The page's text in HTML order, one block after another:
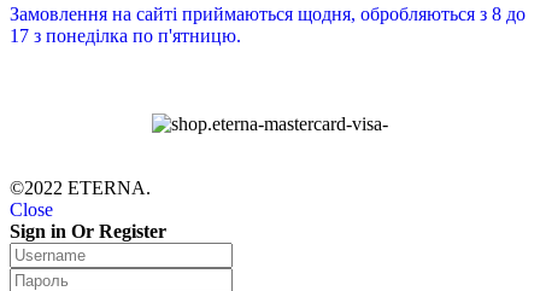
Замовлення на сайті приймаються щодня, обробляються з 8 до
17 з понеділка по п'ятницю.
©2022 ETERNA.
Close
Sign in Or Register